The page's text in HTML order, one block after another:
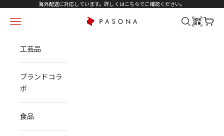
コンテンツへスキップ海外配送に対応しています。詳しくはこちらでご確認ください。
PASONA NATUREVERSE
メニュー 検索 カート
工芸品
ブランドコラ
ボ
食品